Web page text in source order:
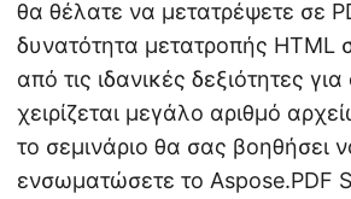
θα θέλατε να μετατρέψετε σε
δυνατότητα μετατροπής HTML
από τις ιδανικές δεξιότητες
χειρίζεται μεγάλο αριθμό
το σεμινάριο θα σας βοηθήσει
ενσωματώσετε το Aspose.PDF